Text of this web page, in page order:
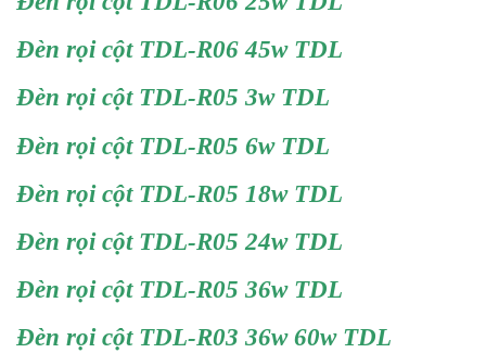
Đèn rọi cột TDL-R06 45w TDL
Đèn rọi cột TDL-R05 3w TDL
Đèn rọi cột TDL-R05 6w TDL
Đèn rọi cột TDL-R05 18w TDL
Đèn rọi cột TDL-R05 24w TDL
Đèn rọi cột TDL-R05 36w TDL
Đèn rọi cột TDL-R03 36w 60w TDL